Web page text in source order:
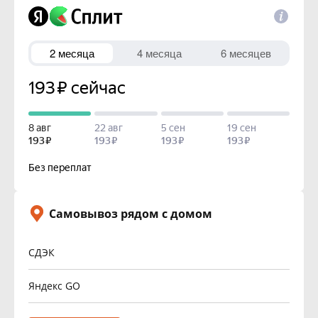
Самовывоз рядом с домом
СДЭК
Яндекс GO